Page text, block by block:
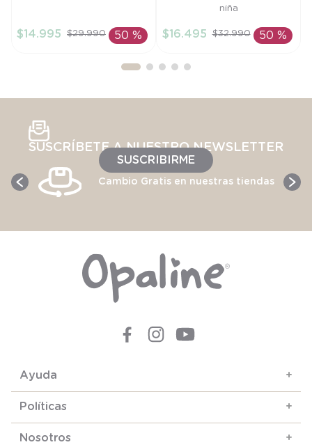
AÑADIR AL
$14.995 $29.990 50 %
AÑADIR AL
niña
$16.495 $32.990 50 %
SUSCRÍBETE A NUESTRO NEWSLETTER
SUSCRIBIRME
Cambio Gratis en nuestras tiendas
Ayuda +
Políticas +
Nosotros +